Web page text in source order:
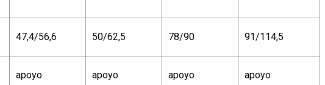
47,4/56,6 50/62,5 78/90 91/114,5
apoyo apoyo apoyo apoyo